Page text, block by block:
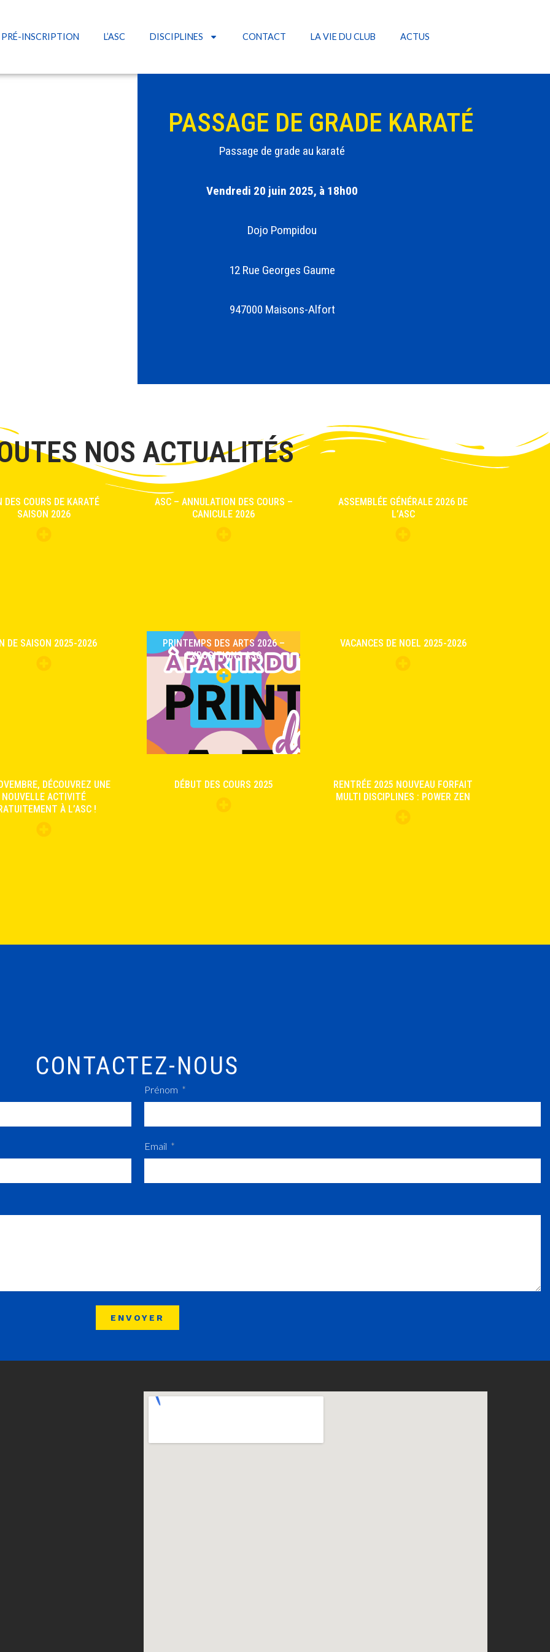
PRÉ-INSCRIPTION L’ASC DISCIPLINES CONTACT LA VIE DU CLUB ACTUS
PASSAGE DE GRADE KARATÉ
Passage de grade au karaté
Vendredi 20 juin 2025, à 18h00
Dojo Pompidou
12 Rue Georges Gaume
947000 Maisons-Alfort
NOS ACTUALITÉS
DES COURS DE KARATÉ
SAISON 2026
ASC – ANNULATION DES COURS –
CANICULE 2026
ASSEMBLÉE GÉNÉRALE 2026 DE
L’ASC
DE SAISON 2025-2026
PRINTEMPS DES ARTS 2026 –
EXPOSITIONS ASC
VACANCES DE NOEL 2025-2026
DÉCOUVREZ UNE
NOUVELLE ACTIVITÉ
À L’ASC !
DÉBUT DES COURS 2025
RENTRÉE 2025 NOUVEAU FORFAIT
MULTI DISCIPLINES : POWER ZEN
CONTACTEZ-NOUS
Prénom
Email
ENVOYER